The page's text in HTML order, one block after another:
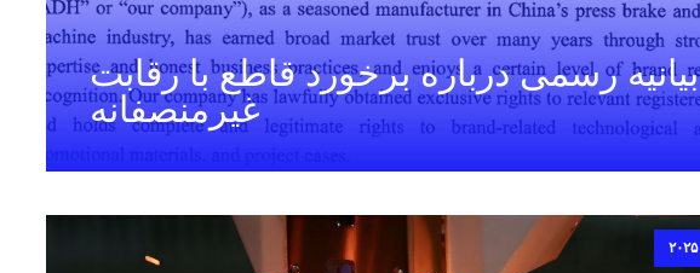
بیانیه رسمی درباره برخورد قاطع با رقابت
غیرمنصفانه